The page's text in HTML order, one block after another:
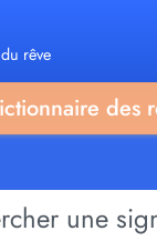
rêve
des